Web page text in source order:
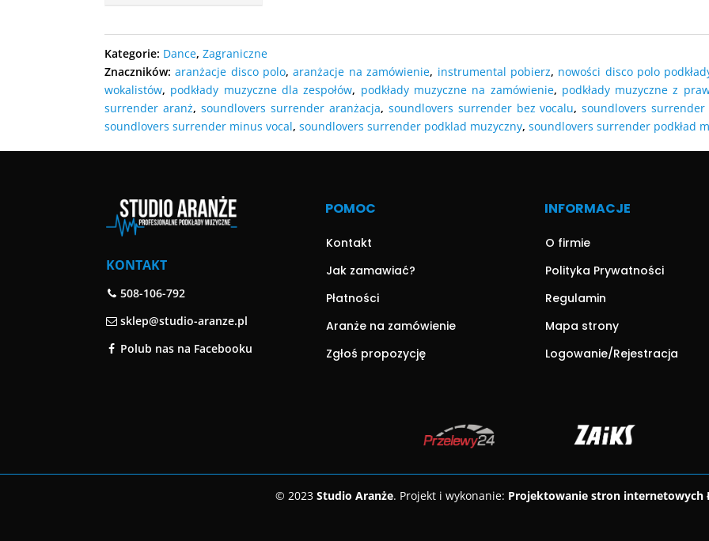
DODAJ DO KOSZYKA
DODAJ DO KOSZYKA
DODAJ DO KOSZYKA DODAJ
Kategorie: Dance, Zagraniczne
Znaczników:aranżacje disco polo,aranżacje na zamówienie, instrumental pobierz, nowości disco polo
wokalistów, podkłady muzyczne dla zespołów, podkłady muzyczne na zamówienie, podkłady muzyczne z
surrender aranż, soundlovers surrender aranżacja, soundlovers surrender bez vocalu,soundlovers
soundlovers surrender minus vocal, soundlovers surrender podklad muzyczny, soundlovers surrender podkład
KONTAKT
508-106-792
sklep@studio-aranze.pl
Polub nas na Facebooku
POMOC
Kontakt
Jak zamawiać?
Płatności
Aranże na zamówienie
Zgłoś propozycję
INFORMACJE
O firmie
Polityka Prywatności
Regulamin
Mapa strony
Logowanie/Rejestracja
© 2023 Studio Aranże. Projekt i wykonanie: Projektowanie stron internetowych